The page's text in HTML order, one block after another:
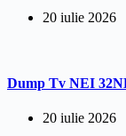
20 iulie 2026
Dump Tv NEI
20 iulie 2026